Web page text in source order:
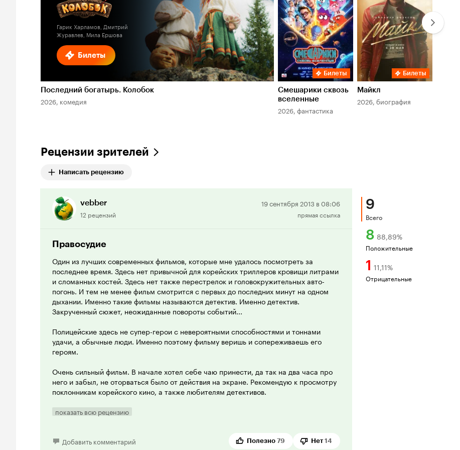
Билеты
Гарик Харламов, Дмитрий
Журавлев, Мила Ершова
Последний богатырь. Колобок
2026, комедия
Билеты
Смешарики сквозь
вселенные
2026, фантастика
Билеты
Майкл
2026, биография
Рецензии зрителей
Написать рецензию
vebber
12 рецензий
Положительная
рецензия
19 сентября 2013 в 08:06
прямая ссылка
Правосудие
Один из лучших современных фильмов, которые мне удалось посмотреть за
последнее время. Здесь нет привычной для корейских триллеров кровищи литрами
и сломанных костей. Здесь нет также перестрелок и головокружительных авто-
погонь. И тем не менее фильм смотрится с первых до последних минут на одном
дыхании. Именно такие фильмы называются детектив. Именно детектив.
Закрученный сюжет, неожиданные повороты событий...
Полицейские здесь не супер-герои с невероятными способностями и тоннами
удачи, а обычные люди. Именно поэтому фильму веришь и сопереживаешь его
героям.
Очень сильный фильм. В начале хотел себе чаю принести, да так на два часа про
него и забыл, не оторваться было от действия на экране. Рекомендую к просмотру
поклонникам корейского кино, а также любителям детективов.
показать всю рецензию
Добавить комментарий Полезно 79 Нет 14
9
Всего
8 88,89%
Положительные
1 11,11%
Отрицательные